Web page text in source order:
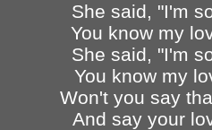
She said, "I'm
You know my
She said, "I'm
You know my
Won't you say
And say your